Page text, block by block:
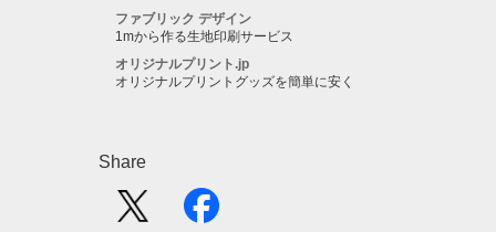
ファブリック デザイン
1mから作る生地印刷サービス
オリジナルプリント.jp
オリジナルプリントグッズを簡単に安く
Share